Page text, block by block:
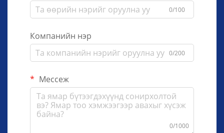
0/100
Компанийн нэр
0/200
Мессеж
0/1000